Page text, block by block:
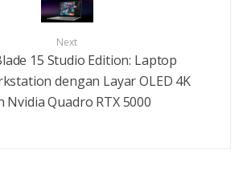
Next
15 Studio Edition: Laptop
dengan Layar OLED 4K
Nvidia Quadro RTX 5000